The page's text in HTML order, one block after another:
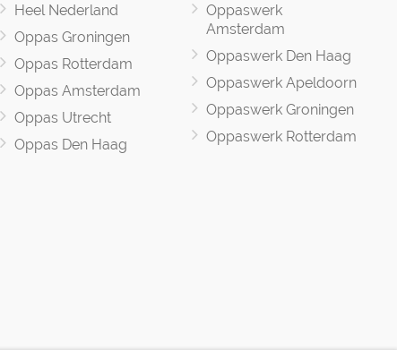
Heel Nederland
Oppas Groningen
Oppas Rotterdam
Oppas Amsterdam
Oppas Utrecht
Oppas Den Haag
Oppaswerk
Amsterdam
Oppaswerk Den Haag
Oppaswerk Apeldoorn
Oppaswerk Groningen
Oppaswerk Rotterdam